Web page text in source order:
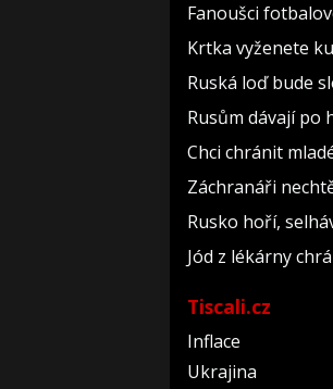
Fanoušci
Krtka vyženete
Ruská loď bude
Rusům dávají po
Chci chránit
Záchranáři
Rusko hoří,
Jód z lékárny
Tiscali.cz
Inflace
Ukrajina